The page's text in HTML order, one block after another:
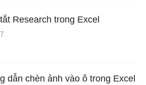
Research trong Excel
dẫn chèn ảnh vào ô trong Excel